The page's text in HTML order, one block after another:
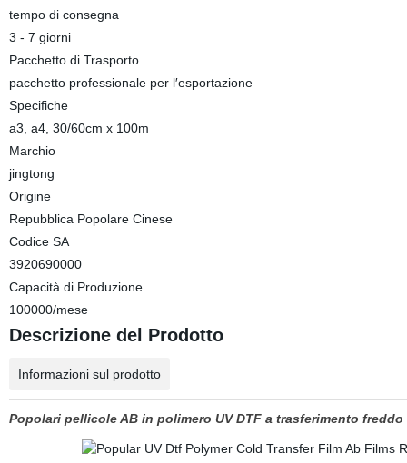
tempo di consegna
3 - 7 giorni
Pacchetto di Trasporto
pacchetto professionale per l′esportazione
Specifiche
a3, a4, 30/60cm x 100m
Marchio
jingtong
Origine
Repubblica Popolare Cinese
Codice SA
3920690000
Capacità di Produzione
100000/mese
Descrizione del Prodotto
Informazioni sul prodotto
Popolari pellicole AB in polimero UV DTF a trasferimento freddo